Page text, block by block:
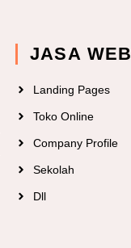
JASA WEB
Landing Pages
Toko Online
Company Profile
Sekolah
Dll